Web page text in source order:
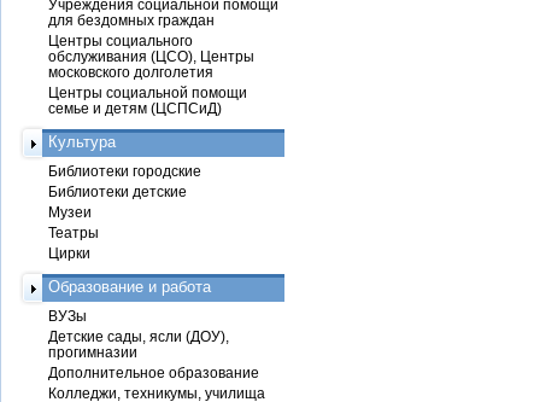
Учреждения социальной помощи
для бездомных граждан
Центры социального
обслуживания (ЦСО), Центры
московского долголетия
Центры социальной помощи
семье и детям (ЦСПСиД)
Культура
Библиотеки городские
Библиотеки детские
Музеи
Театры
Цирки
Образование и работа
ВУЗы
Детские сады, ясли (ДОУ),
прогимназии
Дополнительное образование
Колледжи, техникумы, училища